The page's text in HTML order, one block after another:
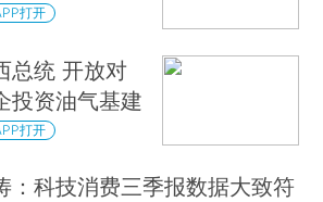
打开
总统 开放对
投资油气基建
打开
：科技消费三季报数据大致符